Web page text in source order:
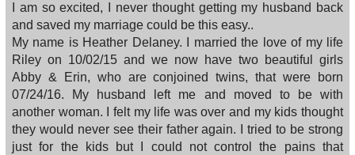
I am so excited, I never thought getting my husband back
and saved my marriage could be this easy..
My name is Heather Delaney. I married the love of my life
Riley on 10/02/15 and we now have two beautiful girls
Abby & Erin, who are conjoined twins, that were born
07/24/16. My husband left me and moved to be with
another woman. I felt my life was over and my kids thought
they would never see their father again. I tried to be strong
just for the kids but I could not control the pains that